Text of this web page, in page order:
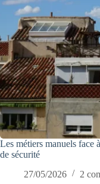
Les métiers manuels face
de sécurité
27/05/2026
2